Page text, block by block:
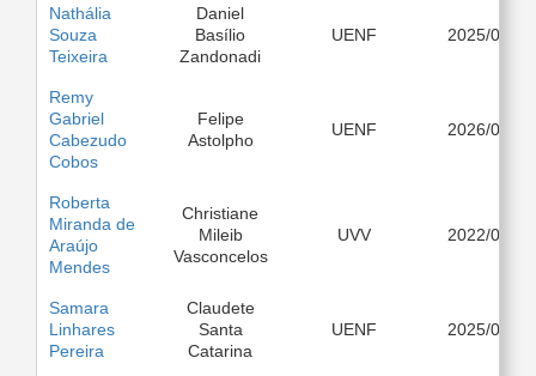
Nathália
Souza
Teixeira
Daniel
Basílio
Zandonadi
UENF 2025/08
Remy
Gabriel
Cabezudo
Cobos
Felipe
Astolpho
UENF 2026/03
Roberta
Miranda de
Araújo
Mendes
Christiane
Mileib
Vasconcelos
UVV 2022/08
Samara
Linhares
Pereira
Claudete
Santa
Catarina
UENF 2025/08